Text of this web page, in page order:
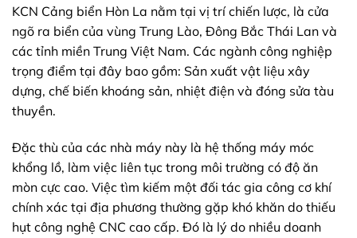
KCN Cảng biển Hòn La nằm tại vị trí chiến lược, là cửa
ngõ ra biển của vùng Trung Lào, Đông Bắc Thái Lan và
các tỉnh miền Trung Việt Nam. Các ngành công nghiệp
trọng điểm tại đây bao gồm: Sản xuất vật liệu xây
dựng, chế biến khoáng sản, nhiệt điện và đóng sửa tàu
thuyền.
Đặc thù của các nhà máy này là hệ thống máy móc
khổng lồ, làm việc liên tục trong môi trường có độ ăn
mòn cực cao. Việc tìm kiếm một đối tác gia công cơ khí
chính xác tại địa phương thường gặp khó khăn do thiếu
hụt công nghệ CNC cao cấp. Đó là lý do nhiều doanh